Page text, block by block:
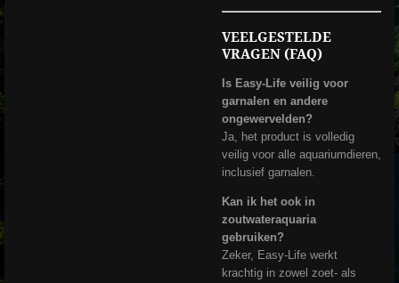
VEELGESTELDE
VRAGEN (FAQ)
Is Easy-Life veilig voor
garnalen en andere
ongewervelden?
Ja, het product is volledig
veilig voor alle aquariumdieren,
inclusief garnalen.
Kan ik het ook in
zoutwateraquaria
gebruiken?
Zeker, Easy-Life werkt
krachtig in zowel zoet- als